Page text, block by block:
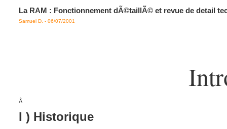
La RAM : Fonctionnement dÃ©taillÃ© et revue de detail
Samuel D. - 06/07/2001
Â
I ) Historique